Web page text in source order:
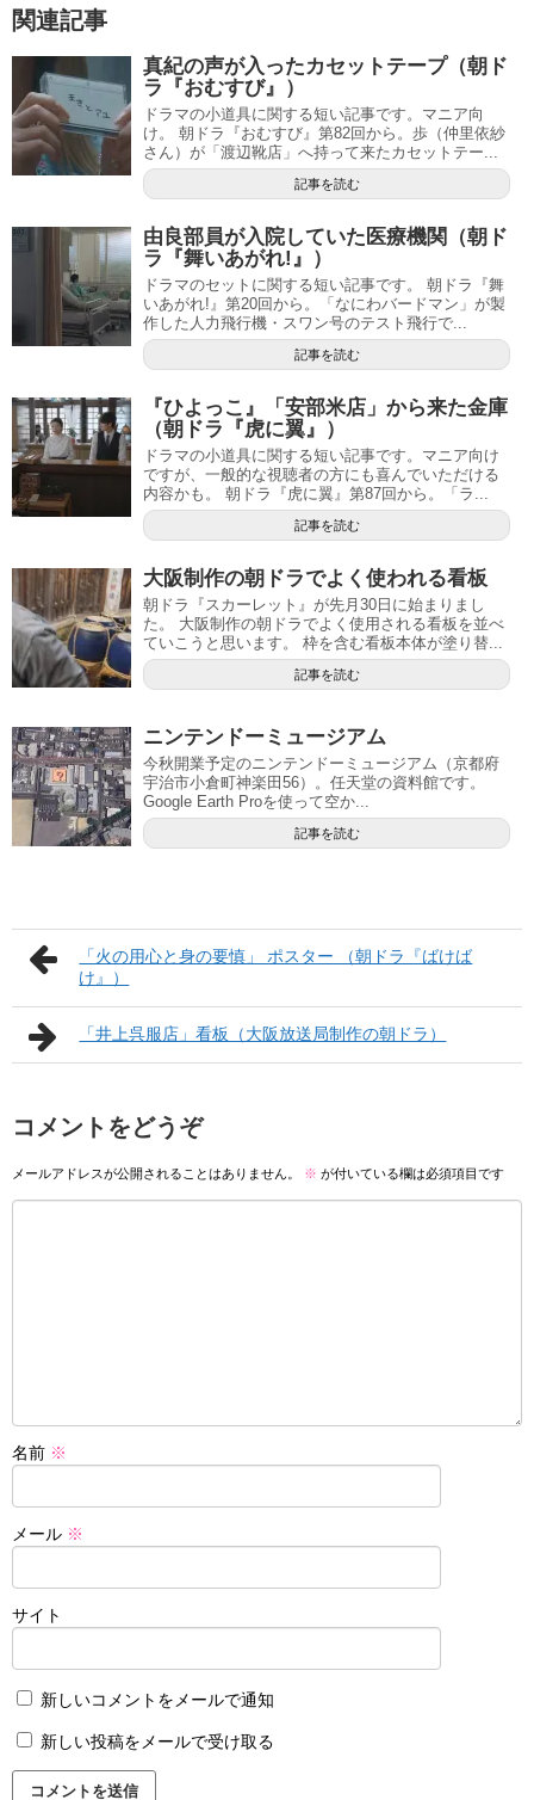
関連記事
真紀の声が入ったカセットテープ（朝ド
ラ『おむすび』）
ドラマの小道具に関する短い記事です。マニア向
け。 朝ドラ『おむすび』第82回から。歩（仲里依紗
さん）が「渡辺靴店」へ持って来たカセットテー...
記事を読む
由良部員が入院していた医療機関（朝ド
ラ『舞いあがれ!』）
ドラマのセットに関する短い記事です。 朝ドラ『舞
いあがれ!』第20回から。「なにわバードマン」が製
作した人力飛行機・スワン号のテスト飛行で...
記事を読む
『ひよっこ』「安部米店」から来た金庫
（朝ドラ『虎に翼』）
ドラマの小道具に関する短い記事です。マニア向け
ですが、一般的な視聴者の方にも喜んでいただける
内容かも。 朝ドラ『虎に翼』第87回から。「ラ...
記事を読む
大阪制作の朝ドラでよく使われる看板
朝ドラ『スカーレット』が先月30日に始まりまし
た。 大阪制作の朝ドラでよく使用される看板を並べ
ていこうと思います。 枠を含む看板本体が塗り替...
記事を読む
ニンテンドーミュージアム
今秋開業予定のニンテンドーミュージアム（京都府
宇治市小倉町神楽田56）。任天堂の資料館です。
Google Earth Proを使って空か...
記事を読む
「火の用心と身の要慎」 ポスター （朝ドラ『ばけば
け』）
「井上呉服店」看板（大阪放送局制作の朝ドラ）
コメントをどうぞ
メールアドレスが公開されることはありません。 ※ が付いている欄は必須項目です
名前 ※
メール ※
サイト
新しいコメントをメールで通知
新しい投稿をメールで受け取る